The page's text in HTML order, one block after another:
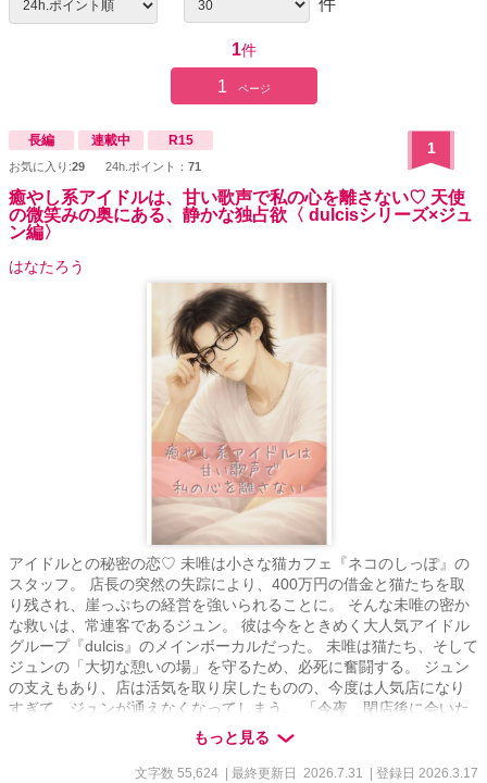
件
1件
1 ページ
長編 連載中 R15
お気に入り:29 24h.ポイント： 71
1
癒やし系アイドルは、甘い歌声で私の心を離さない♡ 天使
の微笑みの奥にある、静かな独占欲〈 dulcisシリーズ×ジュ
ン編〉
はなたろう
アイドルとの秘密の恋♡ 未唯は小さな猫カフェ『ネコのしっぽ』の
スタッフ。 店長の突然の失踪により、400万円の借金と猫たちを取
り残され、崖っぷちの経営を強いられることに。 そんな未唯の密か
な救いは、常連客であるジュン。 彼は今をときめく大人気アイドル
グループ『dulcis』のメインボーカルだった。 未唯は猫たち、そして
ジュンの「大切な憩いの場」を守るため、必死に奮闘する。 ジュン
の支えもあり、店は活気を取り戻したものの、今度は人気店になり
すぎて、ジュンが通えなくなってしまう。 「今夜、閉店後に会いた
い」 再会したジュンは、メガネを外して未唯を見つめる。 『癒やし
系アイドル』のジュンが、初めて素顔の独占欲を剥き出しにして迫
ってきて――。 猫がつないだ出会いから始まる、甘くてちょっぴり
もっと見る
文字数 55,624 | 最終更新日 2026.7.31 | 登録日 2026.3.17